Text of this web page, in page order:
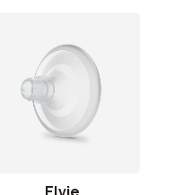
osoitteessa